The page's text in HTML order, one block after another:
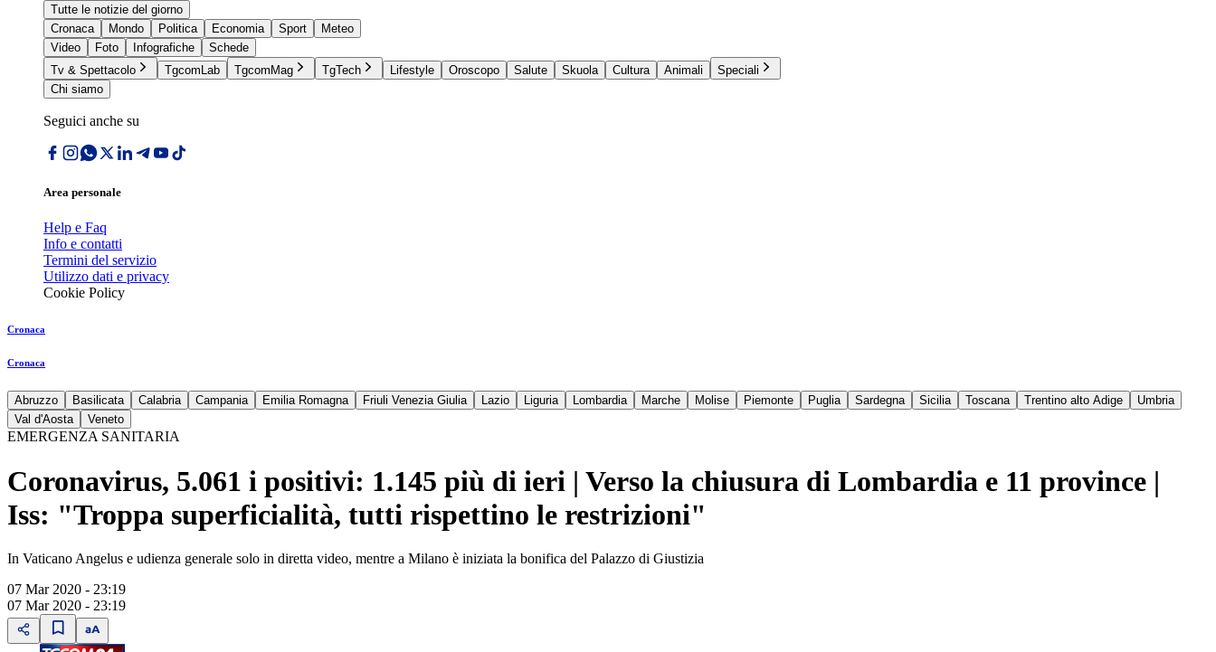
Tutte le notizie del giorno
Cronaca
Mondo Politica Economia Sport
Meteo
Video
Foto Infografiche
Schede
Tv & Spettacolo
TgcomLab TgcomMag TgTech Lifestyle Oroscopo Salute Skuola Cultura Animali
Speciali
Chi siamo
Seguici anche su
Area personale
Help e Faq
Info e contatti
Termini del servizio
Utilizzo dati e privacy
Cookie Policy
Cronaca
Cronaca
Abruzzo Basilicata Calabria Campania Emilia Romagna Friuli Venezia Giulia Lazio Liguria Lombardia Marche Molise Piemonte Puglia Sardegna Sicilia Toscana Trentino alto Adige
Umbria
Val d'Aosta
Veneto
EMERGENZA SANITARIA
Coronavirus, 5.061 i positivi: 1.145 più di ieri | Verso la chiusura di Lombardia e 11 province |
Iss: "Troppa superficialità, tutti rispettino le restrizioni"
In Vaticano Angelus e udienza generale solo in diretta video, mentre a Milano è iniziata la bonifica del Palazzo di Giustizia
07 Mar 2020 - 23:19
07 Mar 2020 - 23:19